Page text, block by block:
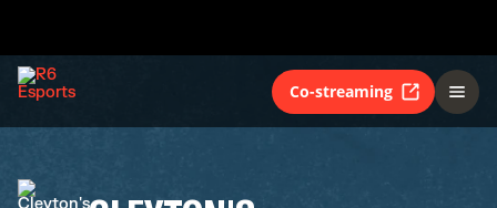
Co-streaming